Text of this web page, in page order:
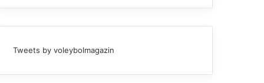
Tweets by voleybolmagazin